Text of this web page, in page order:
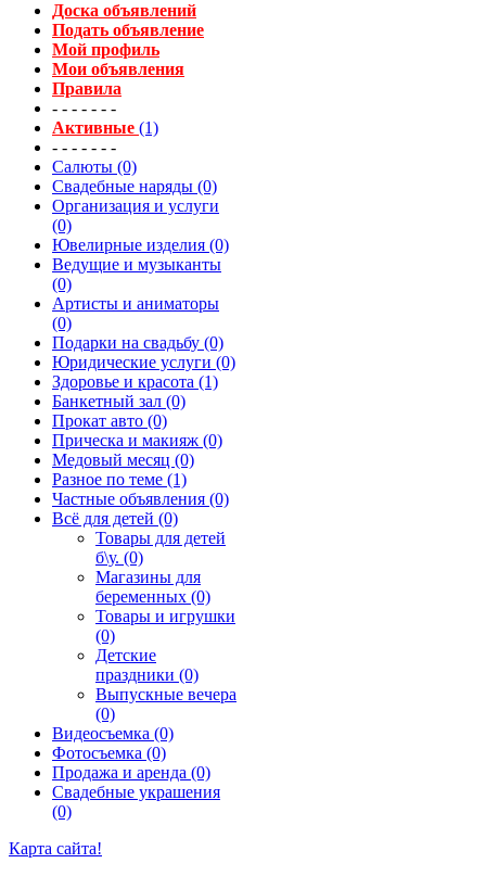
Доска объявлений
Подать объявление
Мой профиль
Мои объявления
Правила
- - - - - - -
Активные (1)
- - - - - - -
Салюты (0)
Свадебные наряды (0)
Организация и услуги
(0)
Ювелирные изделия (0)
Ведущие и музыканты
(0)
Артисты и аниматоры
(0)
Подарки на свадьбу (0)
Юридические услуги (0)
Здоровье и красота (1)
Банкетный зал (0)
Прокат авто (0)
Прическа и макияж (0)
Медовый месяц (0)
Разное по теме (1)
Частные объявления (0)
Всё для детей (0)
Товары для детей
б\у. (0)
Магазины для
беременных (0)
Товары и игрушки
(0)
Детские
праздники (0)
Выпускные вечера
(0)
Видеосъемка (0)
Фотосъемка (0)
Продажа и аренда (0)
Свадебные украшения
(0)
Карта сайта!